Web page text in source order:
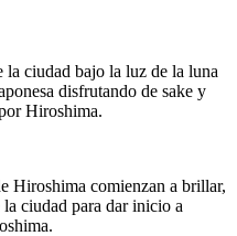
la ciudad bajo la luz de la luna
disfrutando de sake y
Hiroshima.
Hiroshima comienzan a brillar,
ciudad para dar inicio a